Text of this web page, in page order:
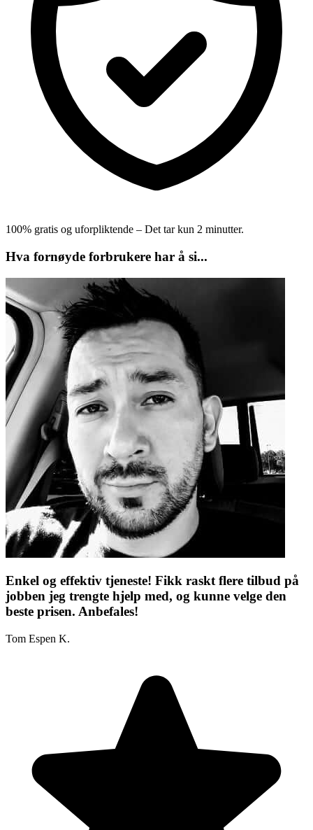
100% gratis og uforpliktende – Det tar kun 2 minutter.
Hva fornøyde forbrukere har å si...
Enkel og effektiv tjeneste! Fikk raskt flere tilbud på
jobben jeg trengte hjelp med, og kunne velge den
beste prisen. Anbefales!
Tom Espen K.